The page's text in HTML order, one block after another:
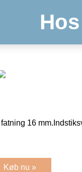
16
Køb nu »